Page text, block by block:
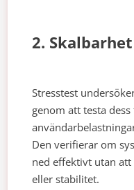
2. Skalbarhet
Stresstest
genom att testa
Den verifierar om
ned effektivt utan
eller stabilitet.